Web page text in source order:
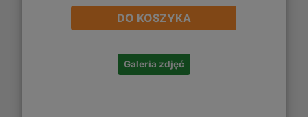
DO KOSZYKA
Galeria zdjęć